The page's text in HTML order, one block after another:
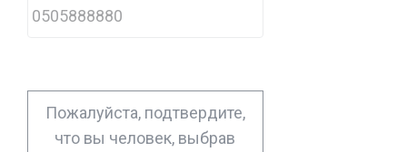
h
o
*
Пожалуйста, подтвердите,
что вы человек, выбрав